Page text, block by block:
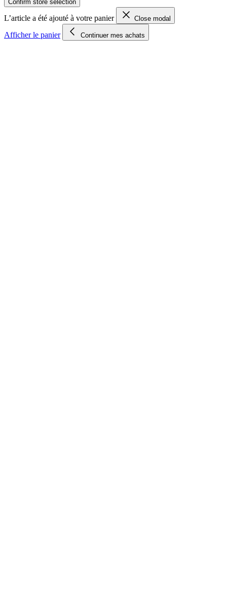
Confirm store selection
L’article a été ajouté à votre panier Close modal
Afficher le panier Continuer mes achats